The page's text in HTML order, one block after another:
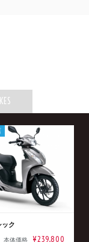
ック
本体価格 ¥239,800